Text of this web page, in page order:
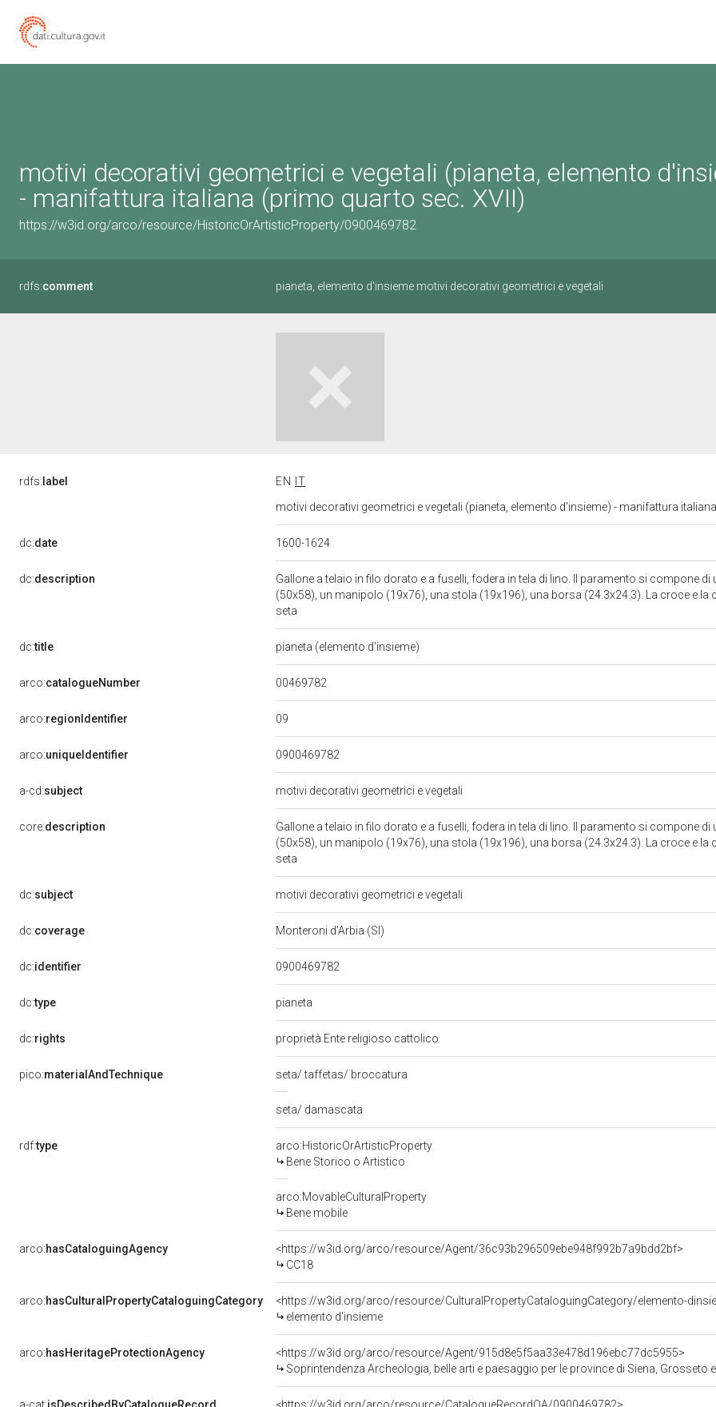
motivi decorativi geometrici e vegetali (pianeta, elemento
- manifattura italiana (primo quarto sec. XVII)
https://w3id.org/arco/resource/HistoricOrArtisticProperty/0900469782
rdfs:comment pianeta, elemento d'insieme motivi decorativi geometrici e vegetali
rdfs: label EN
IT
motivi decorativi geometrici e vegetali (pianeta, elemento d'insieme) - manifattura
dc:date 1600-1624
dc:description
Gallone a telaio in filo dorato e a fuselli, fodera in tela di lino. Il paramento si compone di
(50x58), un manipolo (19x76), una stola (19x196), una borsa (24.3x24.3). La croce e
seta
dc:title pianeta (elemento d'insieme)
arco:catalogueNumber 00469782
arco:regionIdentifier 09
arco:uniqueIdentifier 0900469782
a-cd:subject motivi decorativi geometrici e vegetali
core:description
Gallone a telaio in filo dorato e a fuselli, fodera in tela di lino. Il paramento si compone di
(50x58), un manipolo (19x76), una stola (19x196), una borsa (24.3x24.3). La croce e
seta
dc:subject motivi decorativi geometrici e vegetali
dc:coverage Monteroni d'Arbia (SI)
dc:identifier 0900469782
dc:type pianeta
dc:rights proprietà Ente religioso cattolico
pico:materialAndTechnique seta/ taffetas/ broccatura
seta/ damascata
rdf:type
arco:HistoricOrArtisticProperty
Bene Storico o Artistico
arco:MovableCulturalProperty
Bene mobile
arco:hasCataloguingAgency
<https://w3id.org/arco/resource/Agent/36c93b296509ebe948f992b7a9bdd2bf>
CC18
arco:hasCulturalPropertyCataloguingCategory
<https://w3id.org/arco/resource/CulturalPropertyCataloguingCategory/elemento-
elemento d'insieme
arco:hasHeritageProtectionAgency
<https://w3id.org/arco/resource/Agent/915d8e5f5aa33e478d196ebc77dc5955>
Soprintendenza Archeologia, belle arti e paesaggio per le province di Siena, Grosseto